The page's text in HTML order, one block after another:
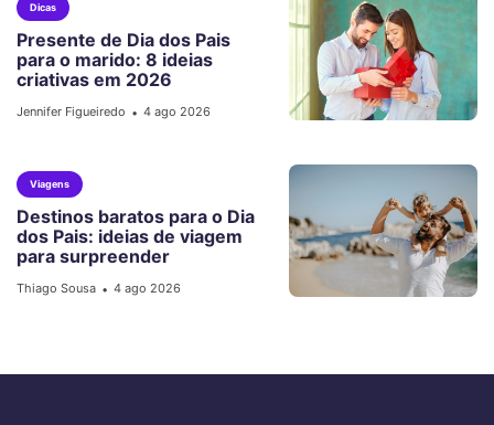
Dicas
Presente de Dia dos Pais
para o marido: 8 ideias
criativas em 2026
Jennifer Figueiredo • 4 ago 2026
Viagens
Destinos baratos para o Dia
dos Pais: ideias de viagem
para surpreender
Thiago Sousa • 4 ago 2026